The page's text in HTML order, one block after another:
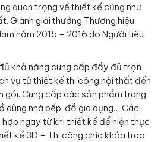
quan trọng về thiết kế cũng như
Giành giải thưởng Thương hiệu
năm 2015 – 2016 do Người tiêu
khả năng cung cấp đầy đủ trọn
vụ từ thiết kế thi công nội thất đến
gói. Cung cấp các sản phẩm trang
dùng nhà bếp, đồ gia dụng… Các
ngay từ khi thiết kế để hiện thực
kế 3D – Thi công chìa khóa trao